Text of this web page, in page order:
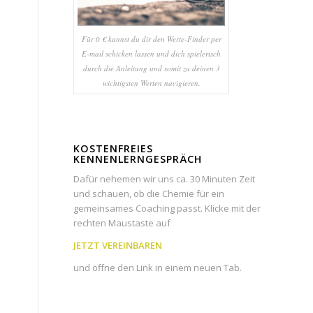
Für 0 € kannst du dir den Werte-Finder per
E-mail schicken lassen und dich spielerisch
durch die Anleitung und somit zu deinen 3
wichtigsten Werten navigieren.
KOSTENFREIES
KENNENLERNGESPRÄCH
Dafür nehemen wir uns ca. 30 Minuten Zeit
und schauen, ob die Chemie für ein
gemeinsames Coaching passt. Klicke mit der
rechten Maustaste auf
JETZT VEREINBAREN
und öffne den Link in einem neuen Tab.